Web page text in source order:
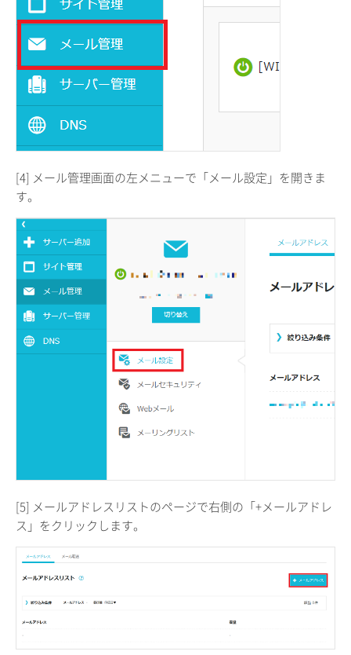
[4] メール管理画面の左メニューで「メール設定」を開きま
す。
[5] メールアドレスリストのページで右側の「+メールアドレ
ス」をクリックします。